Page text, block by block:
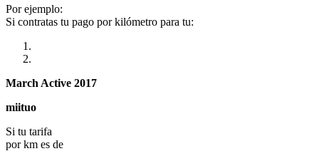
Por ejemplo:
Si contratas tu pago por kilómetro para tu:
March Active 2017
miituo
Si tu tarifa
por km es de